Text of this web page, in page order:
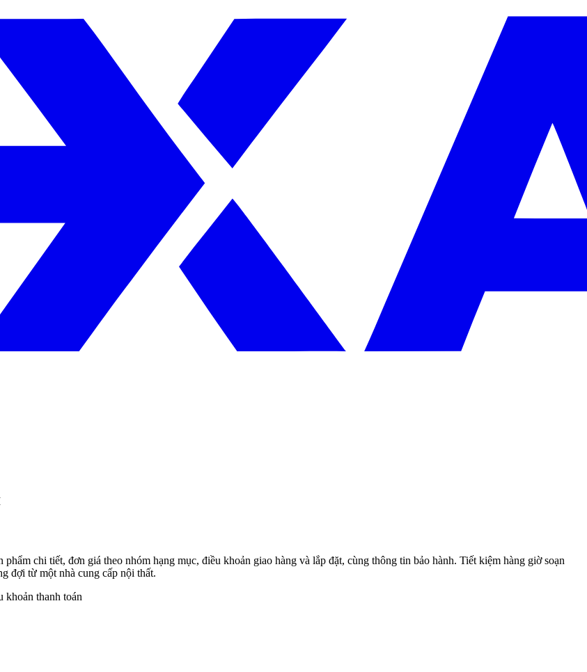
chi tiết, đơn giá theo nhóm hạng mục, điều khoản giao hàng và lắp đặt, cùng thông tin bảo hành. Tiết kiệm hàng giờ soạn
đợi từ một nhà cung cấp nội thất.
khoản thanh toán